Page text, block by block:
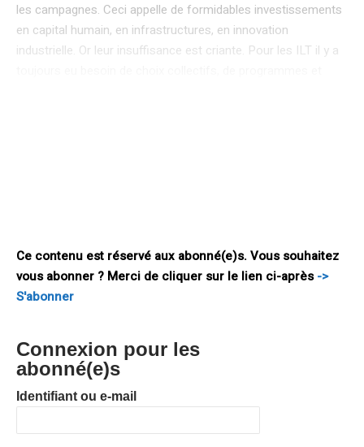
les campagnes. Ceci appelle de formidables investissements
en capital humain, en infrastructures, en innovation
industrielle. Or leur insuffisance est criante. Pour les ILT il y a
Ce contenu est réservé aux abonné(e)s. Vous souhaitez
vous abonner ? Merci de cliquer sur le lien ci-après->
S'abonner
Connexion pour les
abonné(e)s
Identifiant ou e-mail